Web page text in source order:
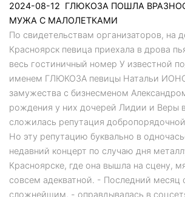
2024-08-12 ГЛЮКОЗА ПОШЛА
МУЖА С МАЛОЛЕТКАМИ
По свидетельствам организаторов, на
Красноярск певица приехала в дрова
весь гостиничный номер У известной
именем ГЛЮКОЗА певицы Натальи
замужества с бизнесменом
рождения у них дочерей Лидии и Веры в
сложилась репутация
Но эту репутацию буквально в
недавний концерт по случаю дня
Красноярске, где она вышла на сцену,
совсем адекватной. - Последний месяц
сложнейшим, - оправдывалась в